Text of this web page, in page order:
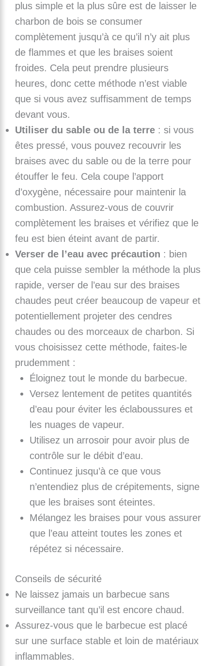
plus simple et la plus sûre est de laisser le
charbon de bois se consumer
complètement jusqu’à ce qu’il n’y ait plus
de flammes et que les braises soient
froides. Cela peut prendre plusieurs
heures, donc cette méthode n’est viable
que si vous avez suffisamment de temps
devant vous.
Utiliser du sable ou de la terre: si vous
êtes pressé, vous pouvez recouvrir les
braises avec du sable ou de la terre pour
étouffer le feu. Cela coupe l’apport
d’oxygène, nécessaire pour maintenir la
combustion. Assurez-vous de couvrir
complètement les braises et vérifiez que le
feu est bien éteint avant de partir.
Verser de l’eau avec précaution : bien
que cela puisse sembler la méthode la plus
rapide, verser de l’eau sur des braises
chaudes peut créer beaucoup de vapeur et
potentiellement projeter des cendres
chaudes ou des morceaux de charbon. Si
vous choisissez cette méthode, faites-le
prudemment :
Éloignez tout le monde du barbecue.
Versez lentement de petites quantités
d’eau pour éviter les éclaboussures et
les nuages de vapeur.
Utilisez un arrosoir pour avoir plus de
contrôle sur le débit d’eau.
Continuez jusqu’à ce que vous
n’entendiez plus de crépitements, signe
que les braises sont éteintes.
Mélangez les braises pour vous assurer
que l’eau atteint toutes les zones et
répétez si nécessaire.
Conseils de sécurité
Ne laissez jamais un barbecue sans
surveillance tant qu’il est encore chaud.
Assurez-vous que le barbecue est placé
sur une surface stable et loin de matériaux
inflammables.